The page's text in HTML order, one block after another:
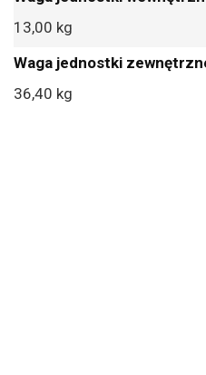
13,00 kg
36,40 kg